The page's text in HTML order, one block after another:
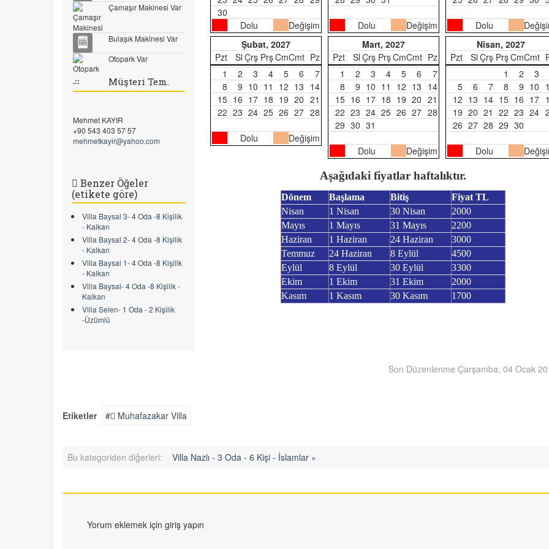
Çamaşır Makinesi Var
Bulaşık Makinesi Var
Otopark Var
.:: Müşteri Tem.
Mehmet KAYIR
+90 543 403 57 57
mehmetkayir@yahoo.com
Benzer Öğeler
(etikete göre)
Villa Baysal 3- 4 Oda -8 Kişilik
- Kalkan
Villa Baysal 2- 4 Oda -8 Kişilik
- Kalkan
Villa Baysal 1- 4 Oda -8 Kişilik
- Kalkan
Villa Baysal- 4 Oda -8 Kişilik -
Kalkan
Villa Selen- 1 Oda - 2 Kişilik
-Üzümlü
30
Dolu
Değişim Dolu Değişim Dolu
Şubat, 2027
Pzt
Sl Çrş PrşCmCmt Pz
1
2 3 4 5 6
7
8
9 10 11 12 13 14
15 16 17 18 19 20 21
22 23 24 25 26 27 28
Dolu Değişim
Mart, 2027
Pzt
Sl Çrş PrşCmCmt Pz
1
2 3 4 5 6
7
8
9 10 11 12 13 14
15 16 17 18 19 20 21
22 23 24 25 26 27 28
29 30 31
Dolu Değişim
Nisan, 2027
Pzt
Sl Çrş PrşCmCmt
1
2 3
5
6 7 8 9 10
12 13 14 15 16 17
19 20 21 22 23 24
26 27 28 29 30
Dolu
Aşağıdaki fiyatlar haftalıktır.
Dönem Başlama Bitiş
Fiyat TL
Nisan
1 Nisan 30 Nisan
2000
Mayıs
1 Mayıs 31 Mayıs
2200
Haziran
1 Haziran 24 Haziran
3000
Temmuz
24 Haziran 8 Eylül
4500
Eylül
8 Eylül 30 Eylül
3300
Ekim
1 Ekim 31 Ekim
2000
Kasım
1 Kasım 30 Kasım 1700
Son Düzenlenme Çarşamba, 04 Ocak
Etiketler Muhafazakar Villa
Bu kategoriden diğerleri: Villa Nazlı - 3 Oda - 6 Kişi - İslamlar »
Yorum eklemek için giriş yapın